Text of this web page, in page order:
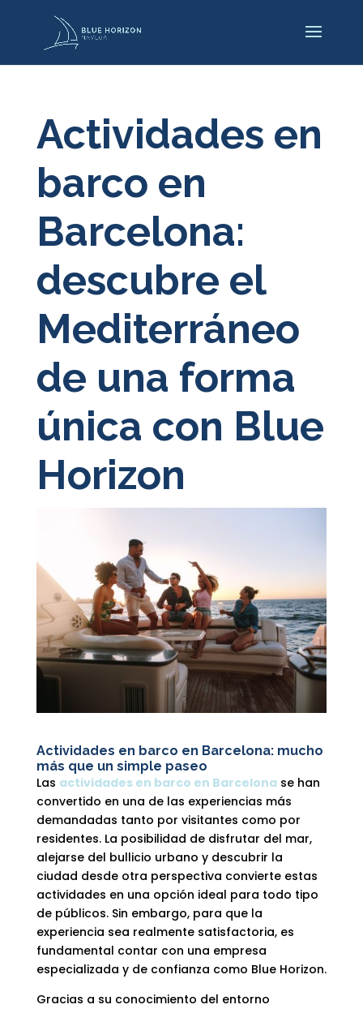
Actividades en
barco en
Barcelona:
descubre el
Mediterráneo
de una forma
única con Blue
Horizon
Actividades en barco en Barcelona: mucho
más que un simple paseo
Las actividades en barco en Barcelonase han
convertido en una de las experiencias más
demandadas tanto por visitantes como por
residentes. La posibilidad de disfrutar del mar,
alejarse del bullicio urbano y descubrir la
ciudad desde otra perspectiva convierte estas
actividades en una opción ideal para todo tipo
de públicos. Sin embargo, para que la
experiencia sea realmente satisfactoria, es
fundamental contar con una empresa
especializada y de confianza como Blue Horizon.
Gracias a su conocimiento del entorno